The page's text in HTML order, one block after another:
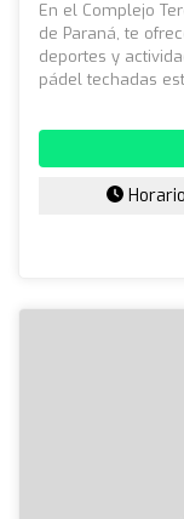
En el Complejo
de Paraná, te
deportes y
pádel techadas
Horario